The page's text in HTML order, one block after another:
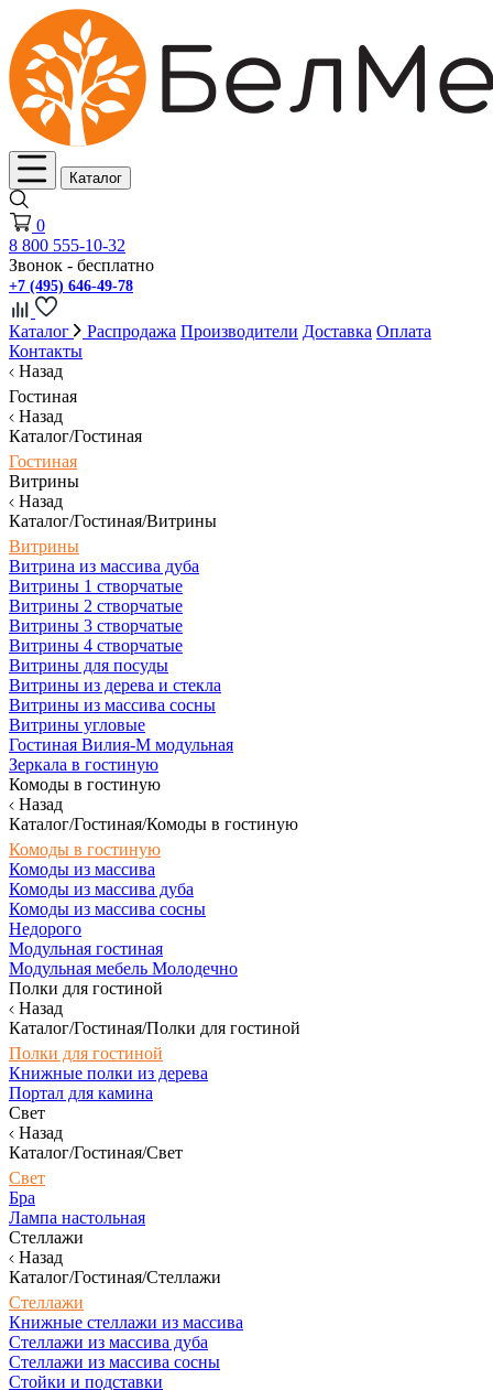
Каталог
0
8 800 555-10-32
Звонок - бесплатно
+7 (495) 646-49-78
Каталог Распродажа Производители Доставка Оплата
Контакты
Назад
Гостиная
Назад
Каталог/Гостиная
Гостиная
Витрины
Назад
Каталог/Гостиная/Витрины
Витрины
Витрина из массива дуба
Витрины 1 створчатые
Витрины 2 створчатые
Витрины 3 створчатые
Витрины 4 створчатые
Витрины для посуды
Витрины из дерева и стекла
Витрины из массива сосны
Витрины угловые
Гостиная Вилия-М модульная
Зеркала в гостиную
Комоды в гостиную
Назад
Каталог/Гостиная/Комоды в гостиную
Комоды в гостиную
Комоды из массива
Комоды из массива дуба
Комоды из массива сосны
Недорого
Модульная гостиная
Модульная мебель Молодечно
Полки для гостиной
Назад
Каталог/Гостиная/Полки для гостиной
Полки для гостиной
Книжные полки из дерева
Портал для камина
Свет
Назад
Каталог/Гостиная/Свет
Свет
Бра
Лампа настольная
Стеллажи
Назад
Каталог/Гостиная/Стеллажи
Стеллажи
Книжные стеллажи из массива
Стеллажи из массива дуба
Стеллажи из массива сосны
Стойки и подставки